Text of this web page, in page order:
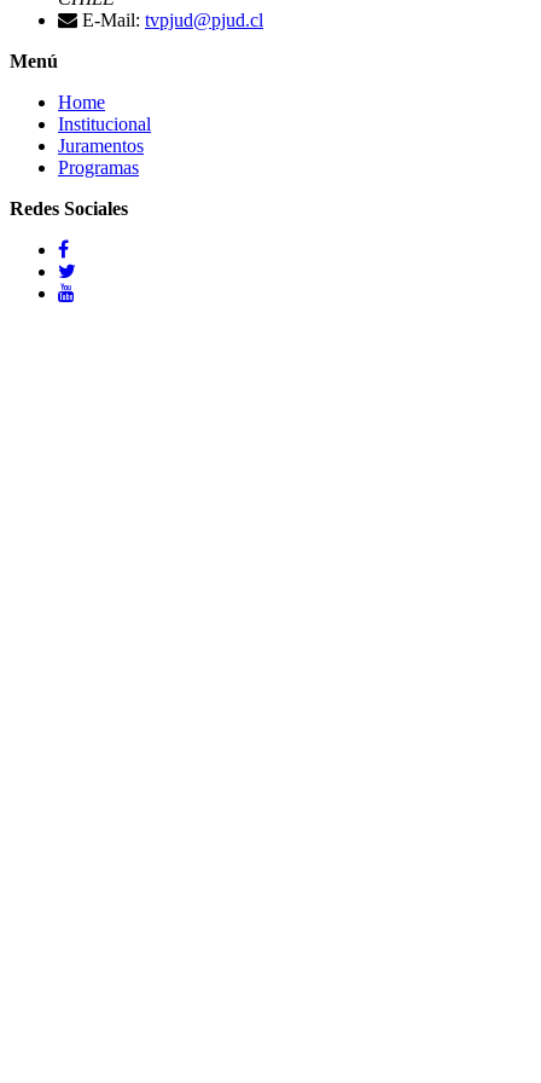
E-Mail: tvpjud@pjud.cl
Menú
Home
Institucional
Juramentos
Programas
Redes Sociales